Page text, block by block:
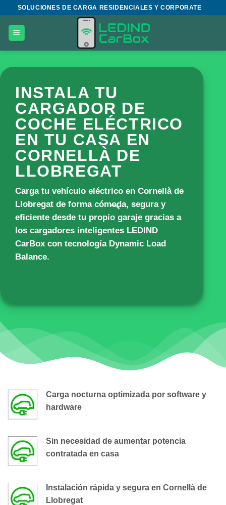
Saltar
contenido
SOLUCIONES DE CARGA RESIDENCIALES Y CORPORATE
INSTALA TU
CARGADOR DE
COCHE ELÉCTRICO
EN TU CASA EN
CORNELLÀ DE
LLOBREGAT
Carga tu vehículo eléctrico en Cornellà de
Llobregat de forma cómoda, segura y
eficiente desde tu propio garaje gracias a
los cargadores inteligentes LEDIND
CarBox con tecnología Dynamic Load
Balance.
Carga nocturna optimizada por software y
hardware
Sin necesidad de aumentar potencia
contratada en casa
Instalación rápida y segura en Cornellà de
Llobregat